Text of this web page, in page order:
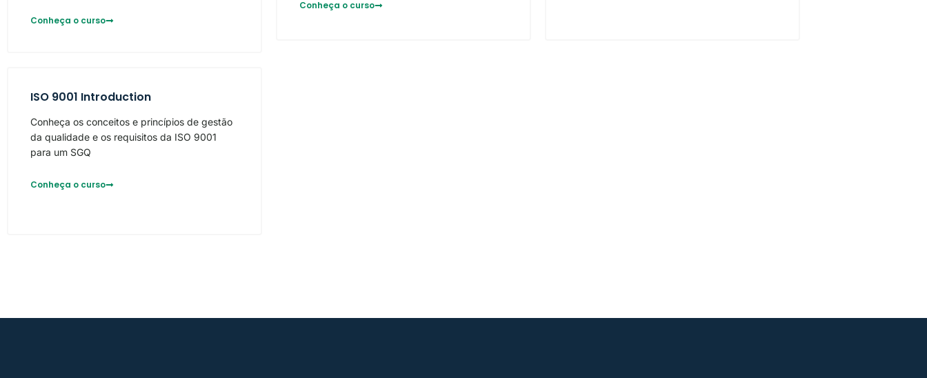
Conheça o curso
Conheça o curso
ISO 9001 Introduction
Conheça os conceitos e princípios de gestão
da qualidade e os requisitos da ISO 9001
para um SGQ
Conheça o curso